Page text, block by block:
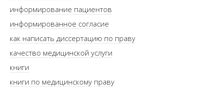
информирование пациентов
информированное согласие
как написать диссертацию по праву
качество медицинской услуги
книги
книги по медицинскому праву